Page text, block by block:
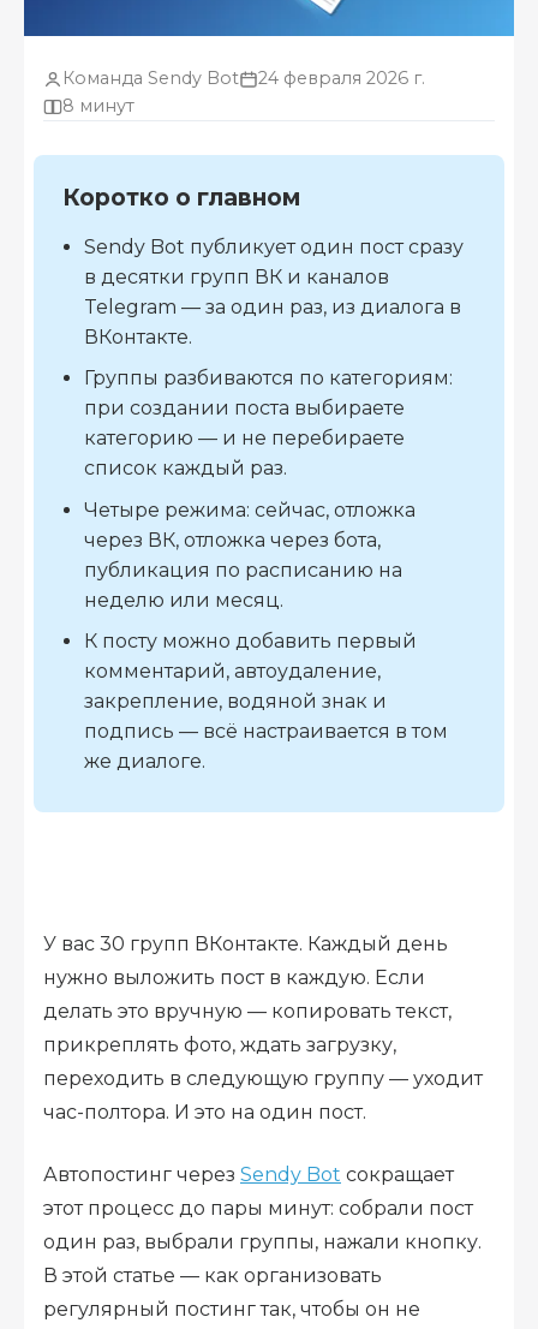
Команда Sendy Bot
24 февраля 2026 г.
8 минут
Коротко о главном
Sendy Bot публикует один пост сразу
в десятки групп ВК и каналов
Telegram — за один раз, из диалога в
ВКонтакте.
Группы разбиваются по категориям:
при создании поста выбираете
категорию — и не перебираете
список каждый раз.
Четыре режима: сейчас, отложка
через ВК, отложка через бота,
публикация по расписанию на
неделю или месяц.
К посту можно добавить первый
комментарий, автоудаление,
закрепление, водяной знак и
подпись — всё настраивается в том
же диалоге.
У вас 30 групп ВКонтакте. Каждый день
нужно выложить пост в каждую. Если
делать это вручную — копировать текст,
прикреплять фото, ждать загрузку,
переходить в следующую группу — уходит
час-полтора. И это на один пост.
Автопостинг через Sendy Bot сокращает
этот процесс до пары минут: собрали пост
один раз, выбрали группы, нажали кнопку.
В этой статье — как организовать
регулярный постинг так, чтобы он не